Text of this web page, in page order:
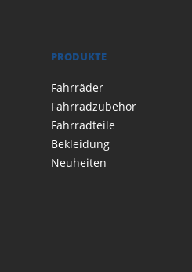
PRODUKTE
Fahrräder
Fahrradzubehör
Fahrradteile
Bekleidung
Neuheiten